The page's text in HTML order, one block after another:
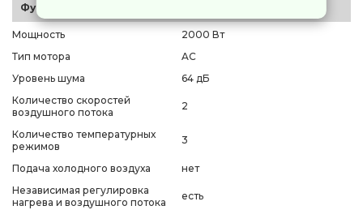
Функции и управление
Мощность
2000 Вт
Тип мотора
AC
Уровень шума
64 дБ
Количество скоростей
воздушного потока
2
Количество температурных
режимов
3
Подача холодного воздуха
нет
Независимая регулировка
нагрева и воздушного потока
есть